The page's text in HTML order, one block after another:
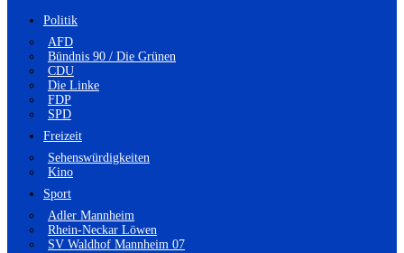
Politik
AFD
Bündnis 90 / Die Grünen
CDU
Die Linke
FDP
SPD
Freizeit
Sehenswürdigkeiten
Kino
Sport
Adler Mannheim
Rhein-Neckar Löwen
SV Waldhof Mannheim 07